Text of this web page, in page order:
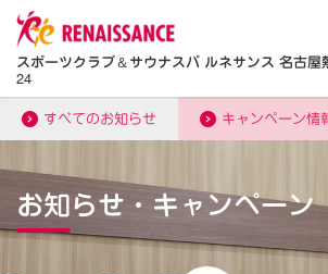
スポーツクラブ＆サウナスパ ルネサンス 名古屋
24
すべてのお知らせ キャンペーン情
お知らせ・キャンペーン